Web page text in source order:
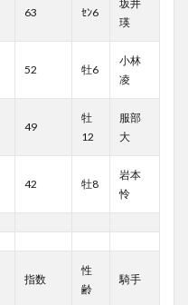
63 ｾﾝ6
坂井
瑛
52 牡6
小林
凌
49
牡
12
服部
大
42 牡8
岩本
怜
指数
性
齢
騎手